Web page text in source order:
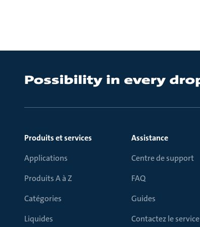
Produits et services
Applications
Produits A à Z
Catégories
Liquides
Assistance
Centre de support
FAQ
Guides
Contactez le service